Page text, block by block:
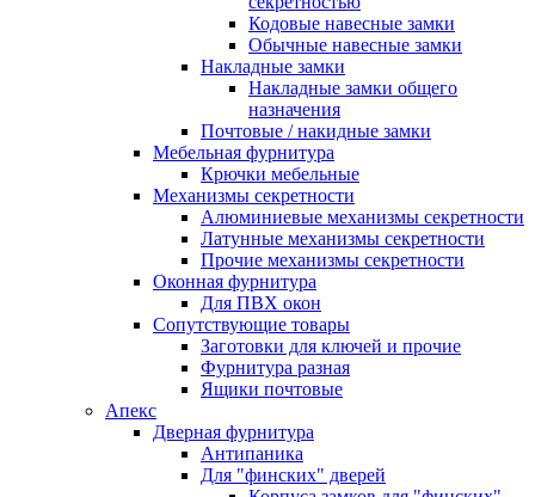
Кодовые навесные замки
Обычные навесные замки
Накладные замки
Накладные замки общего
назначения
Почтовые / накидные замки
Мебельная фурнитура
Крючки мебельные
Механизмы секретности
Алюминиевые механизмы секретности
Латунные механизмы секретности
Прочие механизмы секретности
Оконная фурнитура
Для ПВХ окон
Сопутствующие товары
Заготовки для ключей и прочие
Фурнитура разная
Ящики почтовые
Апекс
Дверная фурнитура
Антипаника
Для "финских" дверей